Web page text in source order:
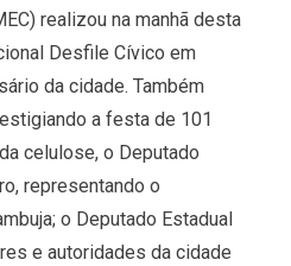
realizou na manhã desta
Desfile Cívico em
da cidade. Também
a festa de 101
celulose, o Deputado
representando o
o Deputado Estadual
e autoridades da cidade